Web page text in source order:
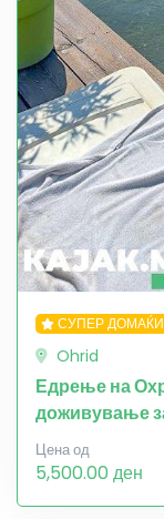
СУПЕР
Ohrid
Едрење на
доживување
Цена од
5,500.00 ден